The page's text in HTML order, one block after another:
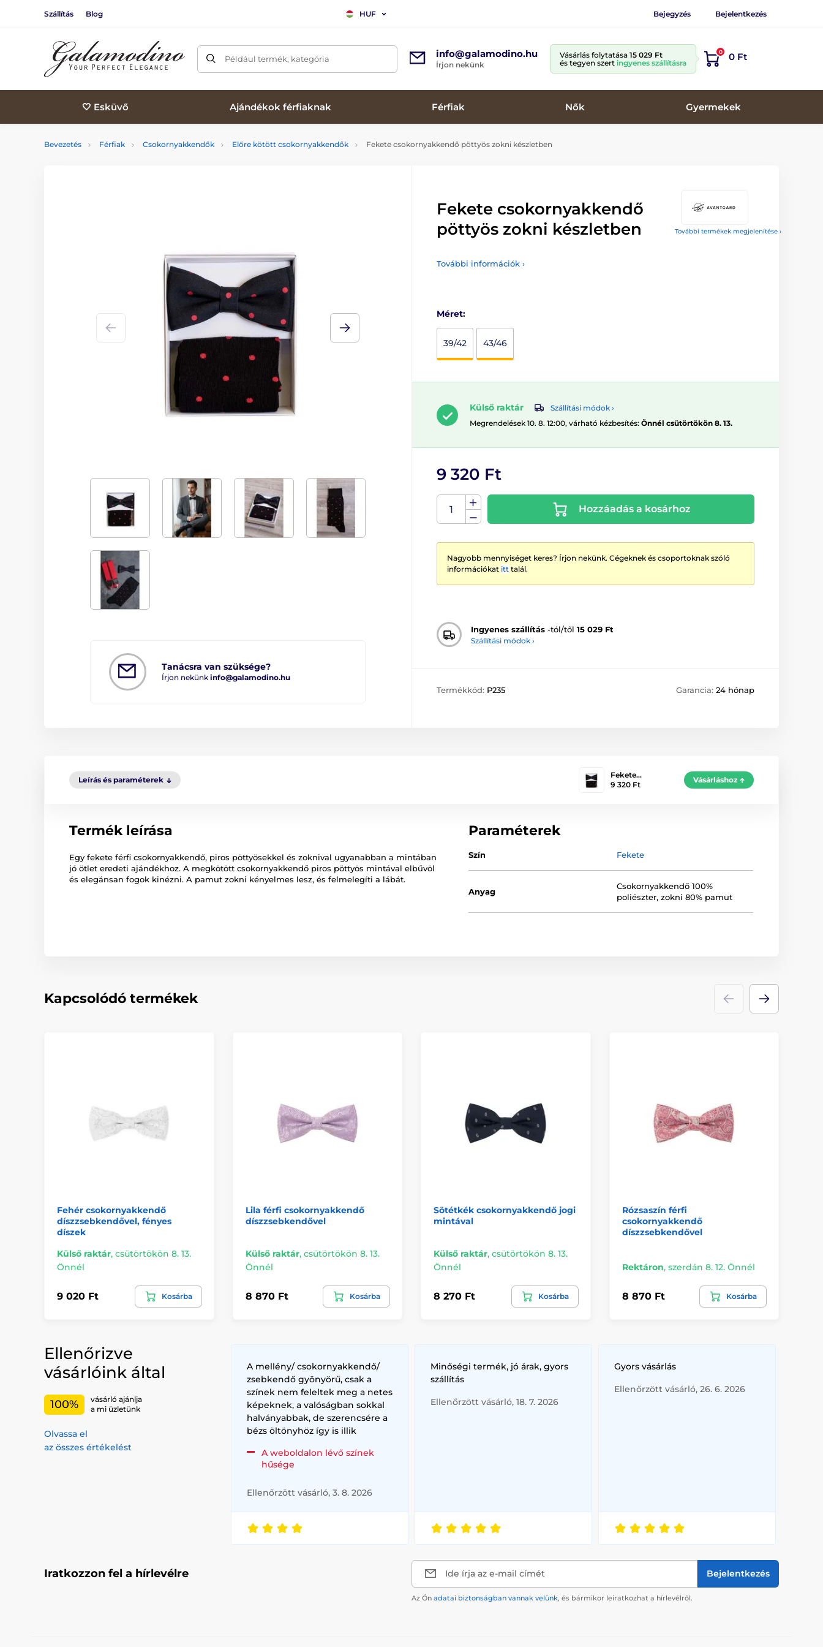
Szállítás Blog HUF Bejegyzés Bejelentkezés
Például termék, kategória info@galamodino.hu
Írjon nekünk
Vásárlás folytatása 15 029 Ft
és tegyen szert ingyenes szállításra
0 0 Ft
🤍 Esküvő Ajándékok férfiaknak Férfiak Nők Gyermekek
Bevezetés Férfiak Csokornyakkendők Előre kötött csokornyakkendők Fekete csokornyakkendő pöttyös zokni készletben
További termékek megjelenítése ›
Tanácsra van szüksége?
Írjon nekünk info@galamodino.hu
Fekete csokornyakkendő
pöttyös zokni készletben
További információk ›
Méret:
39/42 43/46
Külső raktár
Szállítási módok ›
Megrendelések 10. 8. 12:00, várható kézbesítés: Önnél csütörtökön 8. 13.
9 320 Ft
Hozzáadás a kosárhoz
Nagyobb mennyiséget keres? Írjon nekünk. Cégeknek és csoportoknak szóló
információkat itt talál.
Ingyenes szállítás -tól/től 15 029 Ft
Szállítási módok ›
Termékkód: P235 Garancia: 24 hónap
Leírás és paraméterek
Fekete…
9 320 Ft
Vásárláshoz
Termék leírása
Egy fekete férfi csokornyakkendő, piros pöttyösekkel és zoknival ugyanabban a mintában
jó ötlet eredeti ajándékhoz. A megkötött csokornyakkendő piros pöttyös mintával elbűvöl
és elegánsan fogok kinézni. A pamut zokni kényelmes lesz, és felmelegíti a lábát.
Paraméterek
Szín Fekete
Anyag
Csokornyakkendő 100%
poliészter, zokni 80% pamut
Kapcsolódó termékek
Fehér csokornyakkendő
díszzsebkendővel, fényes
díszek
Külső raktár, csütörtökön 8. 13.
Önnél
9 020 Ft Kosárba
Lila férfi csokornyakkendő
díszzsebkendővel
Külső raktár, csütörtökön 8. 13.
Önnél
8 870 Ft Kosárba
Sötétkék csokornyakkendő jogi
mintával
Külső raktár, csütörtökön 8. 13.
Önnél
8 270 Ft Kosárba
Rózsaszín férfi
csokornyakkendő
díszzsebkendővel
Rektáron, szerdán 8. 12. Önnél
8 870 Ft Kosárba
Ellenőrizve
vásárlóink által
100%
vásárló ajánlja
a mi üzletünk
Olvassa el
az összes értékelést
A mellény/ csokornyakkendő/
zsebkendő gyönyörű, csak a
színek nem feleltek meg a netes
képeknek, a valóságban sokkal
halványabbak, de szerencsére a
bézs öltönyhöz így is illik
A weboldalon lévő színek
hűsége
Ellenőrzött vásárló, 3. 8. 2026
Minőségi termék, jó árak, gyors
szállítás
Ellenőrzött vásárló, 18. 7. 2026
Gyors vásárlás
Ellenőrzött vásárló, 26. 6. 2026
Iratkozzon fel a hírlevélre Ide írja az e-mail címét Bejelentkezés
Az Ön adatai biztonságban vannak velünk, és bármikor leiratkozhat a hírlevélről.